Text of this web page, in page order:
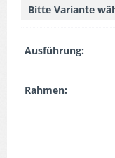
Bitte Variante
Ausführung:
Rahmen: